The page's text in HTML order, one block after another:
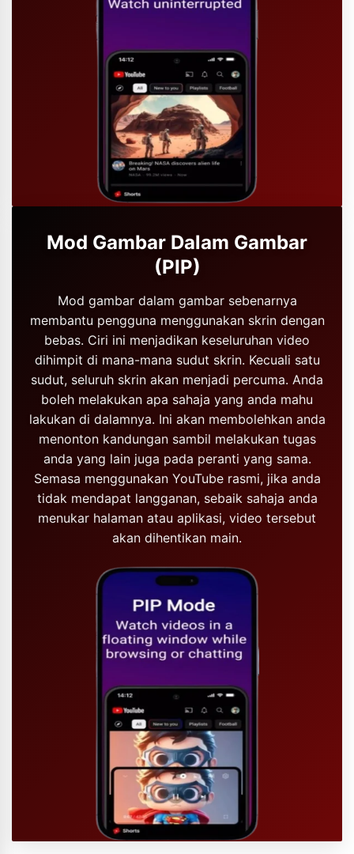
Mod Gambar Dalam Gambar
(PIP)
Mod gambar dalam gambar sebenarnya
membantu pengguna menggunakan skrin dengan
bebas. Ciri ini menjadikan keseluruhan video
dihimpit di mana-mana sudut skrin. Kecuali satu
sudut, seluruh skrin akan menjadi percuma. Anda
boleh melakukan apa sahaja yang anda mahu
lakukan di dalamnya. Ini akan membolehkan anda
menonton kandungan sambil melakukan tugas
anda yang lain juga pada peranti yang sama.
Semasa menggunakan YouTube rasmi, jika anda
tidak mendapat langganan, sebaik sahaja anda
menukar halaman atau aplikasi, video tersebut
akan dihentikan main.